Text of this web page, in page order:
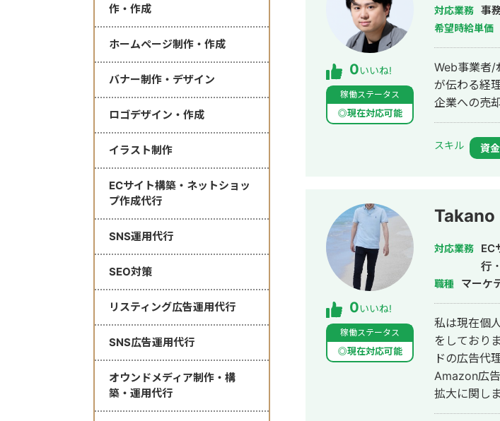
作・作成
ホームページ制作・作成
バナー制作・デザイン
ロゴデザイン・作成
イラスト制作
ECサイト構築・ネットショッ
プ作成代行
SNS運用代行
SEO対策
リスティング広告運用代行
SNS広告運用代行
オウンドメディア制作・構
築・運用代行
0いいね!
稼働ステータス
◎現在対応可能
対応業務 事
希望時給単価
Web事業者/
が伝わる経
企業への売
スキル 資
0いいね!
稼働ステータス
◎現在対応可能
Takano
対応業務
EC
行
職種 マーケ
私は現在個
をしております! 簡単な経歴をお話ししますと明治大学卒業後
ドの広告代
Amazon広告の
拡大に関し